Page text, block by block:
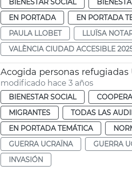
BIENESTAR SOCIAL
EN PORTADA
EN PORTADA
PAULA LLOBET
LLUÏSA
VALÈNCIA CIUDAD ACCESIBLE
Acogida personas refugiadas
modificado hace 3 años
BIENESTAR SOCIAL
MIGRANTES
TODAS LAS
EN PORTADA TEMÁTICA
GUERRA UCRAÏNA
GUERRA
INVASIÓN